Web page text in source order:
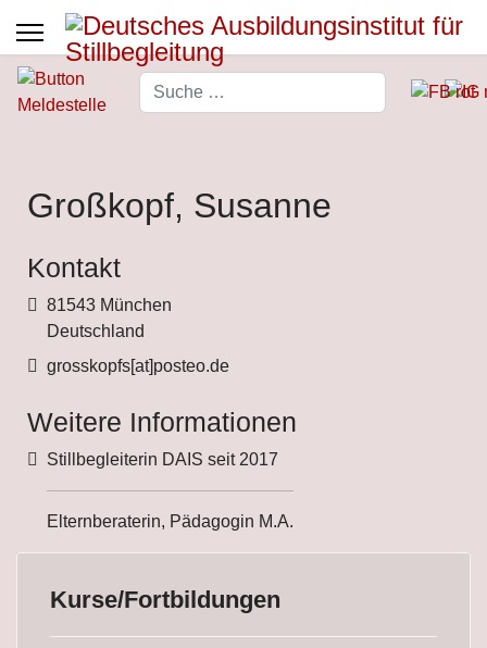
Suchen
Großkopf, Susanne
Kontakt
Adresse
81543 München
Deutschland
Fax
grosskopfs[at]posteo.de
Weitere Informationen
Weitere Informationen
Stillbegleiterin DAIS seit 2017
Elternberaterin, Pädagogin M.A.
Kurse/Fortbildungen